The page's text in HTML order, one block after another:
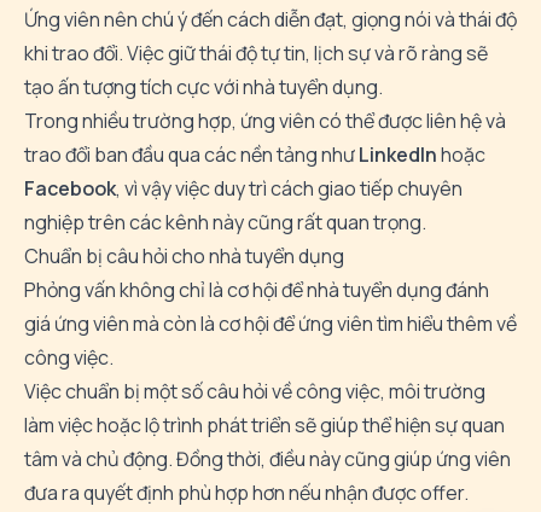
Ứng viên nên chú ý đến cách diễn đạt, giọng nói và thái độ
khi trao đổi. Việc giữ thái độ tự tin, lịch sự và rõ ràng sẽ
tạo ấn tượng tích cực với nhà tuyển dụng.
Trong nhiều trường hợp, ứng viên có thể được liên hệ và
trao đổi ban đầu qua các nền tảng nhưLinkedInhoặc
Facebook, vì vậy việc duy trì cách giao tiếp chuyên
nghiệp trên các kênh này cũng rất quan trọng.
Chuẩn bị câu hỏi cho nhà tuyển dụng
Phỏng vấn không chỉ là cơ hội để nhà tuyển dụng đánh
giá ứng viên mà còn là cơ hội để ứng viên tìm hiểu thêm về
công việc.
Việc chuẩn bị một số câu hỏi về công việc, môi trường
làm việc hoặc lộ trình phát triển sẽ giúp thể hiện sự quan
tâm và chủ động. Đồng thời, điều này cũng giúp ứng viên
đưa ra quyết định phù hợp hơn nếu nhận được offer.